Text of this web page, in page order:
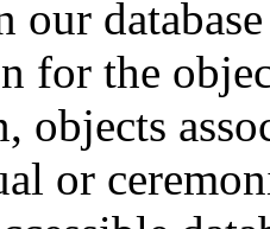
for the
objects
or